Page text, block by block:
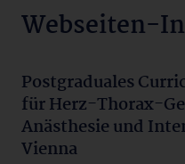
Webseiten-
Postgraduales
für Herz-Thorax-
Anästhesie und
Vienna